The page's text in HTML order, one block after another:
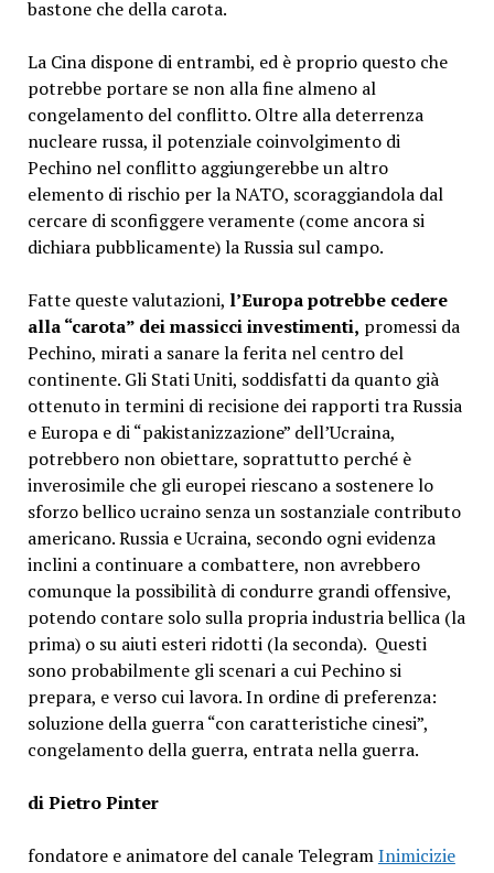
bastone che della carota.
La Cina dispone di entrambi, ed è proprio questo che
potrebbe portare se non alla fine almeno al
congelamento del conflitto. Oltre alla deterrenza
nucleare russa, il potenziale coinvolgimento di
Pechino nel conflitto aggiungerebbe un altro
elemento di rischio per la NATO, scoraggiandola dal
cercare di sconfiggere veramente (come ancora si
dichiara pubblicamente) la Russia sul campo.
Fatte queste valutazioni, l’Europa potrebbe cedere
alla “carota” dei massicci investimenti, promessi da
Pechino, mirati a sanare la ferita nel centro del
continente. Gli Stati Uniti, soddisfatti da quanto già
ottenuto in termini di recisione dei rapporti tra Russia
e Europa e di “pakistanizzazione” dell’Ucraina,
potrebbero non obiettare, soprattutto perché è
inverosimile che gli europei riescano a sostenere lo
sforzo bellico ucraino senza un sostanziale contributo
americano.Russia e Ucraina, secondo ogni evidenza
inclini a continuare a combattere, non avrebbero
comunque la possibilità di condurre grandi offensive,
potendo contare solo sulla propria industria bellica (la
prima) o su aiuti esteri ridotti (la seconda). Questi
sono probabilmente gli scenari a cui Pechino si
prepara, e verso cui lavora.In ordine di preferenza:
soluzione della guerra “con caratteristiche cinesi”,
congelamento della guerra, entrata nella guerra.
di Pietro Pinter
fondatore e animatore del canale TelegramInimicizie